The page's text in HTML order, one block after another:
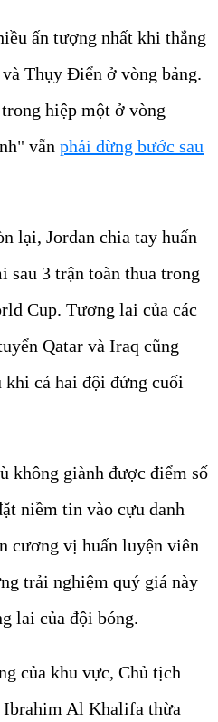
ấn tượng nhất khi thắng
Thụy Điển ở vòng bảng.
hiệp một ở vòng
vẫn phải dừng bước sau
lại, Jordan chia tay huấn
sau 3 trận toàn thua trong
Cup. Tương lai của các
Qatar và Iraq cũng
cả hai đội đứng cuối
không giành được điểm số
niềm tin vào cựu danh
cương vị huấn luyện viên
trải nghiệm quý giá này
lai của đội bóng.
của khu vực, Chủ tịch
Ibrahim Al Khalifa thừa